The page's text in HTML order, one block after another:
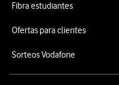
Fibra estudiantes
Ofertas para clientes
Sorteos Vodafone